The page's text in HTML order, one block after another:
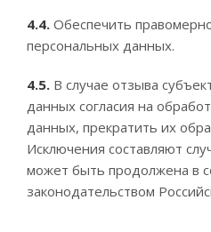
4.4. Обеспечить
персональных данных.
4.5. В случае отзыва
данных согласия на
данных, прекратить их
Исключения составляют
может быть продолжена в
законодательством